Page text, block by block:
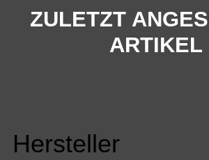
ZULETZT
ARTIKEL
Hersteller